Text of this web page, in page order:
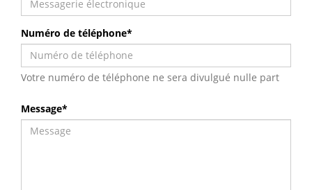
Numéro de téléphone*
Votre numéro de téléphone ne sera divulgué nulle part
Message*